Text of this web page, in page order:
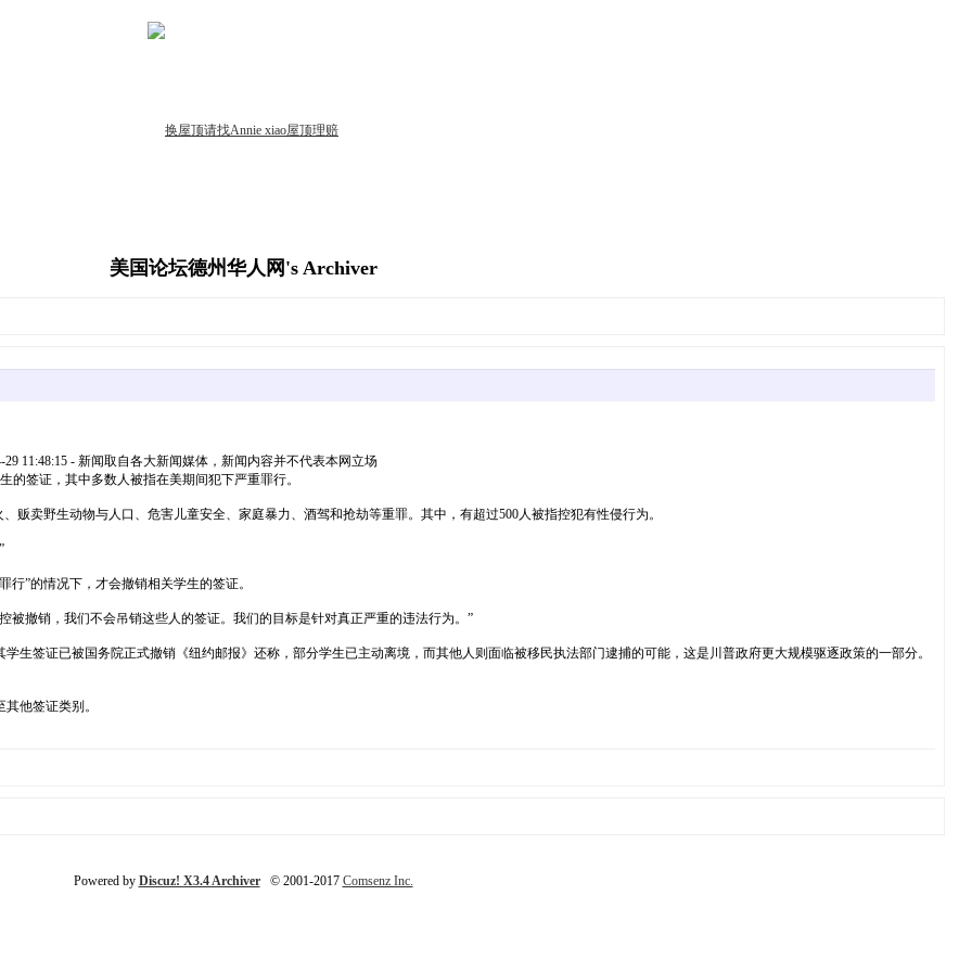
美国论坛德州华人网's Archiver
11:48:15 - 新闻取自各大新闻媒体，新闻内容并不代表本网立场
的签证，其中多数人被指在美期间犯下严重罪行。
贩卖野生动物与人口、危害儿童安全、家庭暴力、酒驾和抢劫等重罪。其中，有超过500人被指控犯有性侵行为。
”的情况下，才会撤销相关学生的签证。
撤销，我们不会吊销这些人的签证。我们的目标是针对真正严重的违法行为。”
生签证已被国务院正式撤销《纽约邮报》还称，部分学生已主动离境，而其他人则面临被移民执法部门逮捕的可能，这是川普政府更大规模驱逐政策的一部分。
他签证类别。
Powered by Discuz! X3.4 Archiver© 2001-2017 Comsenz Inc.